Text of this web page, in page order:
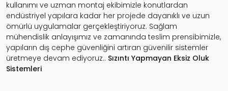
kullanımı ve uzman montaj ekibimizle konutlardan
endüstriyel yapılara kadar her projede dayanıklı ve uzun
ömürlü uygulamalar gerçekleştiriyoruz. Sağlam
mühendislik anlayışımız ve zamanında teslim prensibimizle,
yapıların dış cephe güvenliğini artıran güvenilir sistemler
üretmeye devam ediyoruz.. Sızıntı Yapmayan Eksiz Oluk
Sistemleri